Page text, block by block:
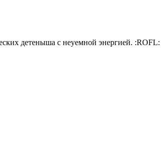
детеныша с неуемной энергией. :ROFL: